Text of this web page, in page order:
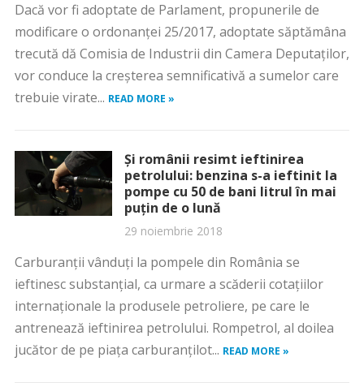
Dacă vor fi adoptate de Parlament, propunerile de
modificare o ordonanței 25/2017, adoptate săptămâna
trecută dă Comisia de Industrii din Camera Deputaților,
vor conduce la creșterea semnificativă a sumelor care
trebuie virate... READ MORE »
Şi românii resimt ieftinirea
petrolului: benzina s-a ieftinit la
pompe cu 50 de bani litrul în mai
puţin de o lună
29 noiembrie 2018
Carburanţii vânduţi la pompele din România se
ieftinesc substanţial, ca urmare a scăderii cotaţiilor
internaţionale la produsele petroliere, pe care le
antrenează ieftinirea petrolului. Rompetrol, al doilea
jucător de pe piaţa carburanţilot... READ MORE »